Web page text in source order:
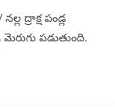
ద్రాక్ష పండ్ల
పడుతుంది.